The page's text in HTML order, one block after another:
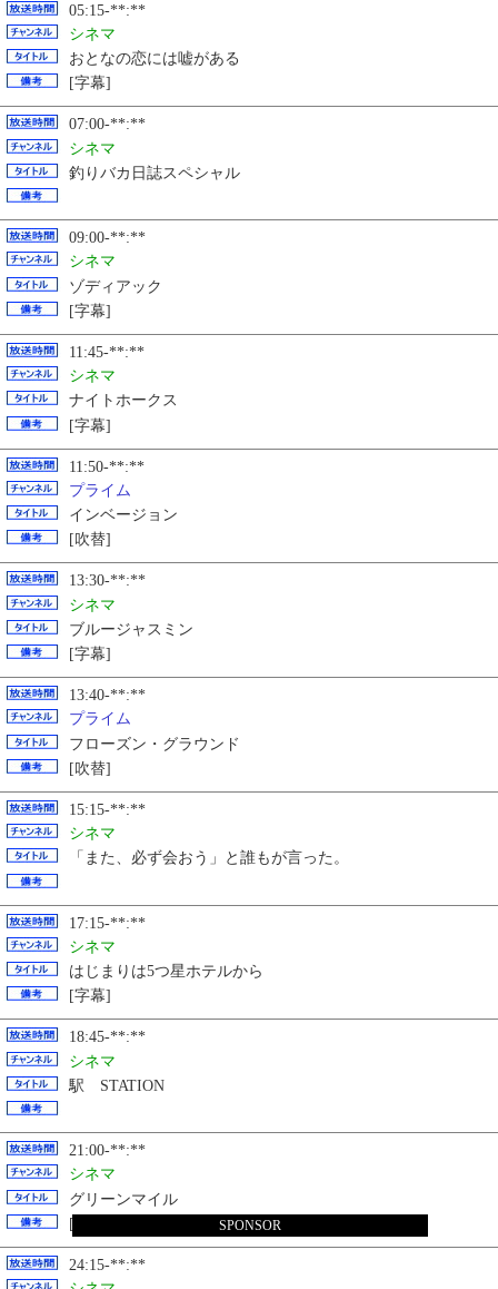
05:15-**:**
シネマ
おとなの恋には嘘がある
[字幕]
07:00-**:**
シネマ
釣りバカ日誌スペシャル
09:00-**:**
シネマ
ゾディアック
[字幕]
11:45-**:**
シネマ
ナイトホークス
[字幕]
11:50-**:**
プライム
インベージョン
[吹替]
13:30-**:**
シネマ
ブルージャスミン
[字幕]
13:40-**:**
プライム
フローズン・グラウンド
[吹替]
15:15-**:**
シネマ
「また、必ず会おう」と誰もが言った。
17:15-**:**
シネマ
はじまりは5つ星ホテルから
[字幕]
18:45-**:**
シネマ
駅 STATION
21:00-**:**
シネマ
グリーンマイル
[字幕]
24:15-**:**
SPONSOR